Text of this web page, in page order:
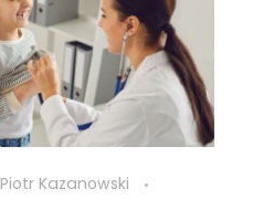
Piotr Kazanowski